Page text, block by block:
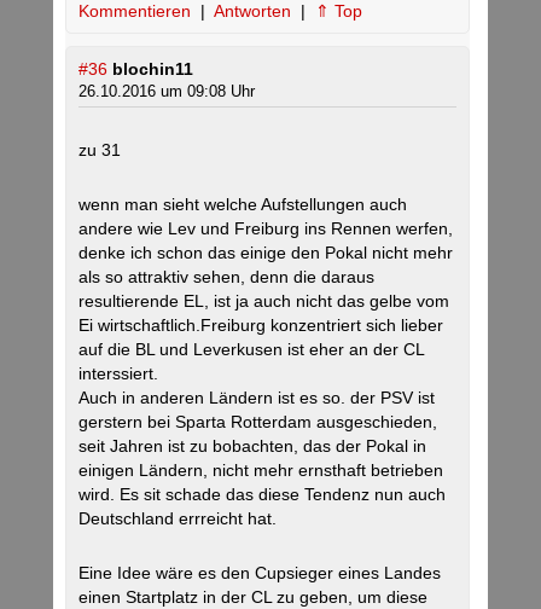
Kommentieren | Antworten | ⇑ Top
#36 blochin11
26.10.2016 um 09:08 Uhr
zu 31
wenn man sieht welche Aufstellungen auch
andere wie Lev und Freiburg ins Rennen werfen,
denke ich schon das einige den Pokal nicht mehr
als so attraktiv sehen, denn die daraus
resultierende EL, ist ja auch nicht das gelbe vom
Ei wirtschaftlich.Freiburg konzentriert sich lieber
auf die BL und Leverkusen ist eher an der CL
interssiert.
Auch in anderen Ländern ist es so. der PSV ist
gerstern bei Sparta Rotterdam ausgeschieden,
seit Jahren ist zu bobachten, das der Pokal in
einigen Ländern, nicht mehr ernsthaft betrieben
wird. Es sit schade das diese Tendenz nun auch
Deutschland errreicht hat.
Eine Idee wäre es den Cupsieger eines Landes
einen Startplatz in der CL zu geben, um diese